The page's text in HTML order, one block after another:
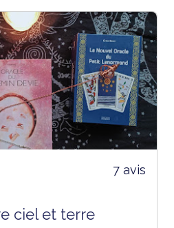
7 avis
ciel et terre